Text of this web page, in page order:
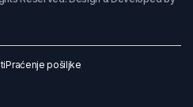
Praćenje pošiljke